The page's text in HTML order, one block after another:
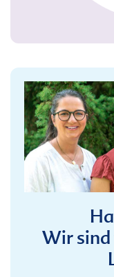
Wir sind